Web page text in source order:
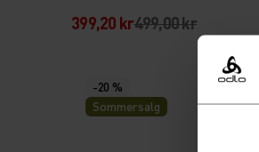
399,20 kr499,00 kr
-20 %
Sommersalg